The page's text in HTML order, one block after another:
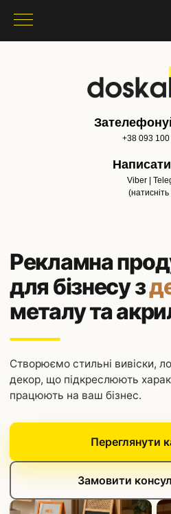
+38 093 100
Viber |
(натисніть
Рекламна
для бізнесу з
металу та
Створюємо стильні вивіски,
декор, що підкреслюють
працюють на ваш бізнес.
Переглянути
Замовити